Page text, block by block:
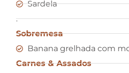
Sardela
.
Sobremesa
Banana grelhada com
Carnes & Assados